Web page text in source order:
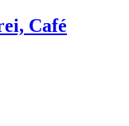
Café